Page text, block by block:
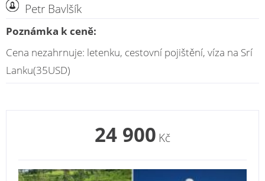
Petr Bavlšík
Poznámka k ceně:
Cena nezahrnuje: letenku, cestovní pojištění, víza na Srí
Lanku(35USD)
24 900 Kč